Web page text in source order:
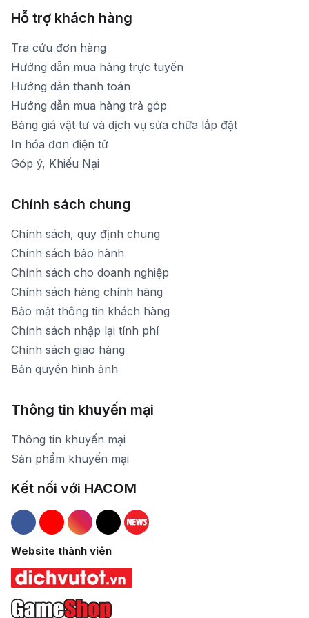
Hỗ trợ khách hàng
Tra cứu đơn hàng
Hướng dẫn mua hàng trực tuyến
Hướng dẫn thanh toán
Hướng dẫn mua hàng trả góp
Bảng giá vật tư và dịch vụ sửa chữa lắp đặt
In hóa đơn điện tử
Góp ý, Khiếu Nại
Chính sách chung
Chính sách, quy định chung
Chính sách bảo hành
Chính sách cho doanh nghiệp
Chính sách hàng chính hãng
Bảo mật thông tin khách hàng
Chính sách nhập lại tính phí
Chính sách giao hàng
Bản quyền hình ảnh
Thông tin khuyến mại
Thông tin khuyến mại
Sản phẩm khuyến mại
Kết nối với HACOM
Hacom Facebook
Hacom YouTube
Hacom Instagram
Hacom TikTok
Website thành viên